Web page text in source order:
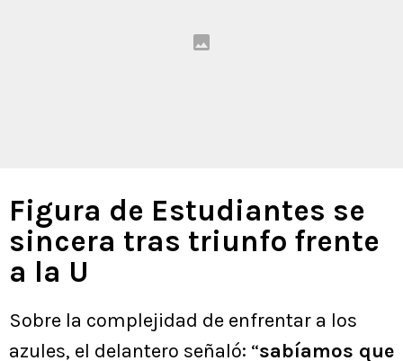
Figura de Estudiantes se
sincera tras triunfo frente
a la U
Sobre la complejidad de enfrentar a los
azules, el delantero señaló: “sabíamos que